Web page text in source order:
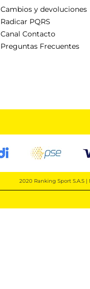
Cambios y devoluciones
Radicar PQRS
Canal Contacto
Preguntas Frecuentes
2020 Ranking Sport S.A.S |